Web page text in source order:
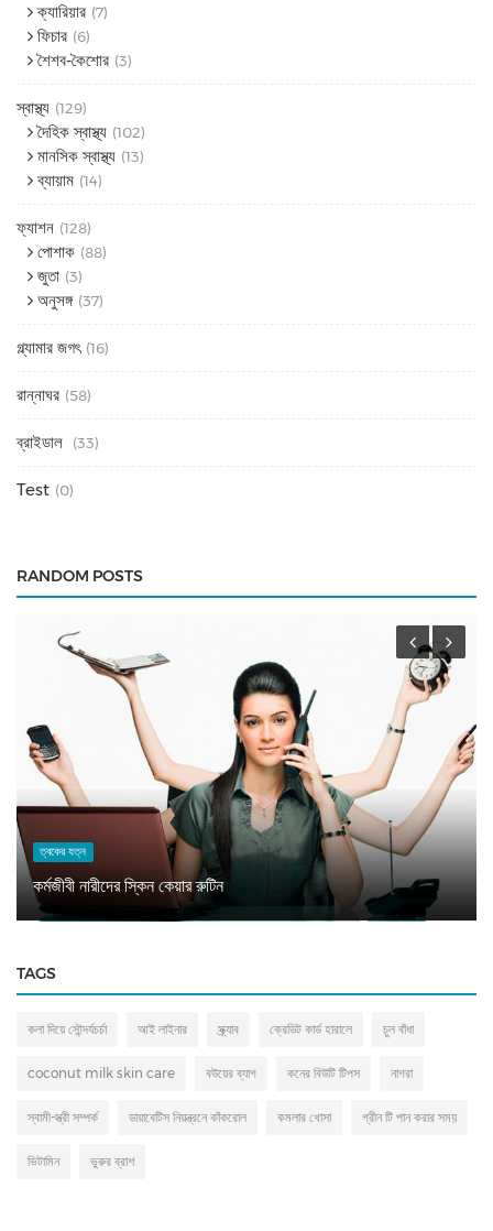
ক্যারিয়ার (7)
ফিচার (6)
শৈশব-কৈশোর (3)
স্বাস্থ্য (129)
দৈহিক স্বাস্থ্য (102)
মানসিক স্বাস্থ্য (13)
ব্যায়াম (14)
ফ্যাশন (128)
পোশাক (88)
জুতা (3)
অনুসঙ্গ (37)
গ্ল্যামার জগৎ (16)
রান্নাঘর (58)
ব্রাইডাল (33)
Test (0)
RANDOM POSTS
ত্বকের যত্ন
কর্মজীবী নারীদের স্কিন কেয়ার রুটিন
TAGS
কলা দিয়ে সৌন্দর্যচর্চা আই লাইনার স্ক্র্যাব ক্রেডিট কার্ড হারালে চুল বাঁধা
coconut milk skin care বউয়ের ব্যাগ কনের বিউটি টিপস নাগরা
স্বামী-স্ত্রী সম্পর্ক ডায়াবেটিস নিয়ন্ত্রনে কাঁকরোল কমলার খোসা গ্রীন টি পান করার সময়
ভিটামিন ভুরুর ব্রাশ